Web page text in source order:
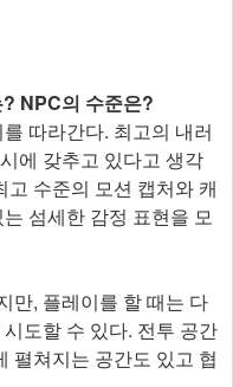
NPC의 수준은?
따라간다. 최고의 내러
에 갖추고 있다고 생각
수준의 모션 캡처와 캐
섬세한 감정 표현을 모
만, 플레이를 할 때는 다
도할 수 있다. 전투 공간
펼쳐지는 공간도 있고 협